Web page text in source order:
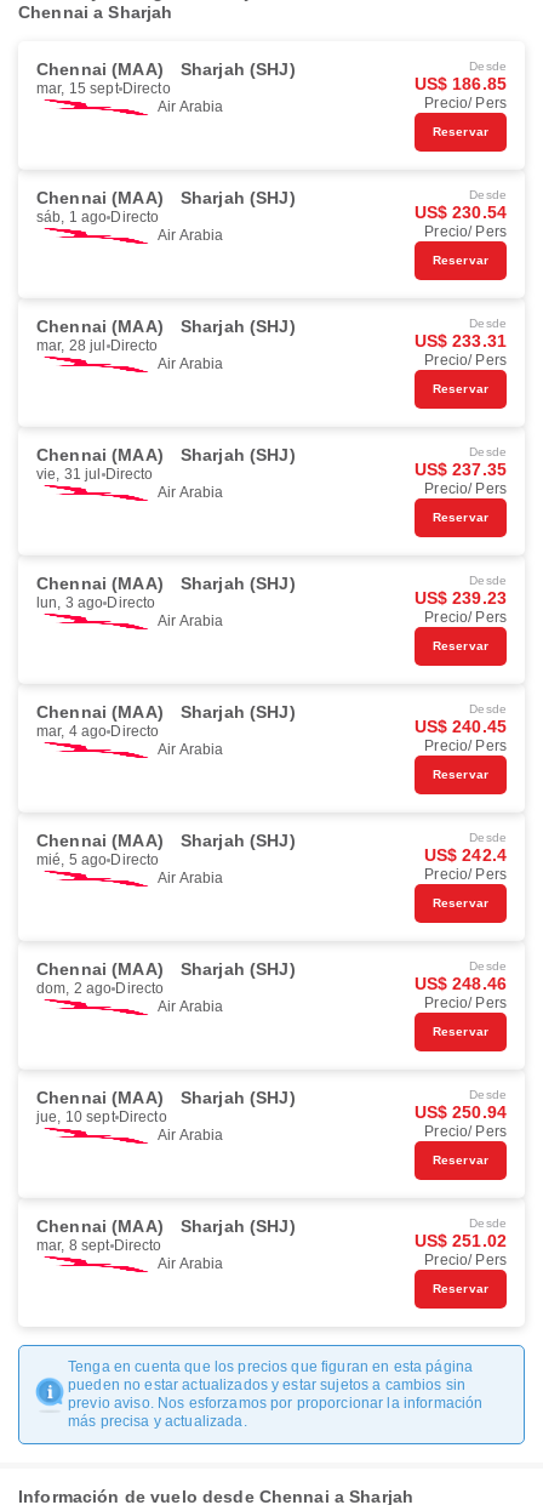
Chennai a Sharjah
Chennai (MAA) Sharjah (SHJ)
mar, 15 sept Directo
Air Arabia
Desde
US$ 186.85
Precio/ Pers
Reservar
Chennai (MAA) Sharjah (SHJ)
sáb, 1 ago Directo
Air Arabia
Desde
US$ 230.54
Precio/ Pers
Reservar
Chennai (MAA) Sharjah (SHJ)
mar, 28 jul Directo
Air Arabia
Desde
US$ 233.31
Precio/ Pers
Reservar
Chennai (MAA) Sharjah (SHJ)
vie, 31 jul Directo
Air Arabia
Desde
US$ 237.35
Precio/ Pers
Reservar
Chennai (MAA) Sharjah (SHJ)
lun, 3 ago Directo
Air Arabia
Desde
US$ 239.23
Precio/ Pers
Reservar
Chennai (MAA) Sharjah (SHJ)
mar, 4 ago Directo
Air Arabia
Desde
US$ 240.45
Precio/ Pers
Reservar
Chennai (MAA) Sharjah (SHJ)
mié, 5 ago Directo
Air Arabia
Desde
US$ 242.4
Precio/ Pers
Reservar
Chennai (MAA) Sharjah (SHJ)
dom, 2 ago Directo
Air Arabia
Desde
US$ 248.46
Precio/ Pers
Reservar
Chennai (MAA) Sharjah (SHJ)
jue, 10 sept Directo
Air Arabia
Desde
US$ 250.94
Precio/ Pers
Reservar
Chennai (MAA) Sharjah (SHJ)
mar, 8 sept Directo
Air Arabia
Desde
US$ 251.02
Precio/ Pers
Reservar
Tenga en cuenta que los precios que figuran en esta página
pueden no estar actualizados y estar sujetos a cambios sin
previo aviso. Nos esforzamos por proporcionar la información
más precisa y actualizada.
Información de vuelo desde Chennai a Sharjah